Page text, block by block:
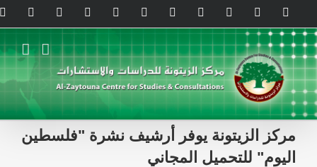
to
content
Facebook
Instagram
YouTube
Tiktok
Threads
LinkedIn
SoundCloud
WhatsApp
مركز الزيتونة يوفر أرشيف نشرة "فلسطين
اليوم" للتحميل المجاني